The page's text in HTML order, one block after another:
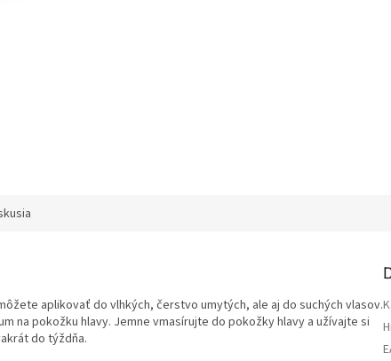
aplikovať do vlhkých, čerstvo umytých, ale aj do suchých vlasov.
na pokožku hlavy. Jemne vmasírujte do pokožky hlavy a užívajte si
do týždňa.